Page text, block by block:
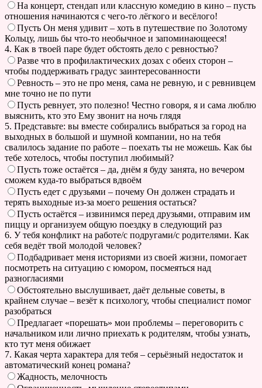
На концерт, стендап или классную комедию в кино – пусть
отношения начинаются с чего-то лёгкого и весёлого!
Пусть Он меня удивит – хоть в путешествие по Золотому
Кольцу, лишь бы что-то необычное и запоминающееся!
4. Как в твоей паре будет обстоять дело с ревностью?
Разве что в профилактических дозах с обеих сторон –
чтобы поддерживать градус заинтересованности
Ревность – это не про меня, сама не ревную, и с ревнивцем
мне точно не по пути
Пусть ревнует, это полезно! Честно говоря, я и сама люблю
выяснить, кто это Ему звонит на ночь глядя
5. Представьте: вы вместе собирались выбраться за город на
выходных в большой и шумной компании, но на тебя
свалилось задание по работе – поехать ты не можешь. Как бы
тебе хотелось, чтобы поступил любимый?
Пусть тоже остаётся – да, днём я буду занята, но вечером
сможем куда-то выбраться вдвоём
Пусть едет с друзьями – почему Он должен страдать и
терять выходные из-за моего решения остаться?
Пусть остаётся – извинимся перед друзьями, отправим им
пиццу и организуем общую поездку в следующий раз
6. У тебя конфликт на работе/с подругами/с родителями. Как
себя ведёт твой молодой человек?
Подбадривает меня историями из своей жизни, помогает
посмотреть на ситуацию с юмором, посмеяться над
разногласиями
Обстоятельно выслушивает, даёт дельные советы, в
крайнем случае – везёт к психологу, чтобы специалист помог
разобраться
Предлагает «порешать» мои проблемы – переговорить с
начальником или лично приехать к родителям, чтобы узнать,
кто тут меня обижает
7. Какая черта характера для тебя – серьёзный недостаток и
автоматический конец романа?
Жадность, мелочность